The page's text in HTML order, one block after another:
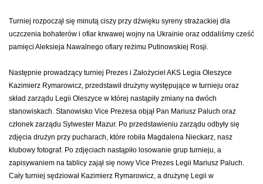
Turniej rozpoczął się minutą ciszy przy dźwięku syreny strażackiej dla
uczczenia bohaterów i ofiar krwawej wojny na Ukrainie oraz oddaliśmy cześć
pamięci Aleksieja Nawalnego ofiary reżimu Putinowskiej Rosji.
Następnie prowadzący turniej Prezes i Założyciel AKS Legia Oleszyce
Kazimierz Rymarowicz, przedstawił drużyny występujące w turnieju oraz
skład zarządu Legii Oleszyce w której nastąpiły zmiany na dwóch
stanowiskach. Stanowisko Vice Prezesa objął Pan Mariusz Paluch oraz
członek zarządu Sylwester Mazur. Po przedstawieniu zarządu odbyły się
zdjęcia drużyn przy pucharach, które robiła Magdalena Nieckarz, nasz
klubowy fotograf. Po zdjęciach nastąpiło losowanie grup turnieju, a
zapisywaniem na tablicy zajął się nowy Vice Prezes Legii Mariusz Paluch.
Cały turniej sędziował Kazimierz Rymarowicz, a drużynę Legii w